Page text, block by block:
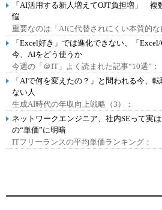
「AI活用する新人増えてOJT負担増」 複
悩
重要なのは「AIに代替されにくい本質的な
「Excel好き」では進化できない、「
今、AIをどう使うか
今週の「＠IT」よく読まれた記事“10選”：
「AIで何を変えたの？」と問われる今、
ない人
生成AI時代の年収向上戦略（3）：
ネットワークエンジニア、社内SEって実
の“単価”に明暗
ITフリーランスの平均単価ランキング：